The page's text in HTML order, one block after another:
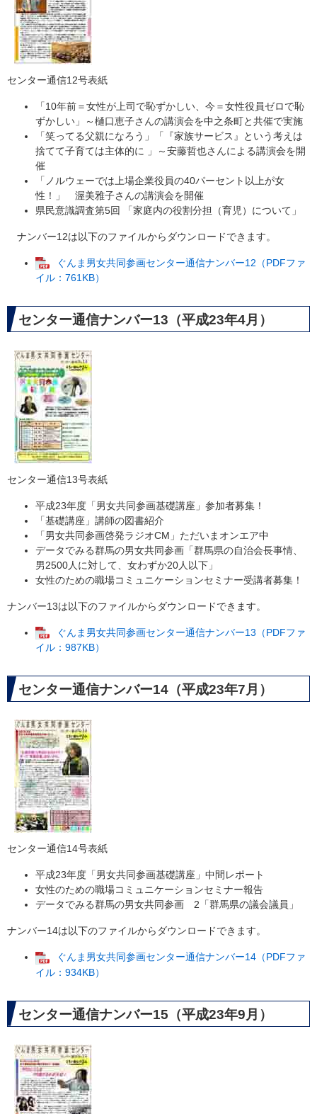
センター通信12号表紙
「10年前＝女性が上司で恥ずかしい、今＝女性役員ゼロで恥
ずかしい」～樋口恵子さんの講演会を中之条町と共催で実施
「笑ってる父親になろう」「『家族サービス』という考えは
捨てて子育ては主体的に 」～安藤哲也さんによる講演会を開
催
「ノルウェーでは上場企業役員の40パーセント以上が女
性！」 渥美雅子さんの講演会を開催
県民意識調査第5回 「家庭内の役割分担（育児）について」
ナンバー12は以下のファイルからダウンロードできます。
ぐんま男女共同参画センター通信ナンバー12（PDFファ
イル：761KB）
センター通信ナンバー13（平成23年4月）
センター通信13号表紙
平成23年度「男女共同参画基礎講座」参加者募集！
「基礎講座」講師の図書紹介
「男女共同参画啓発ラジオCM」ただいまオンエア中
データでみる群馬の男女共同参画「群馬県の自治会長事情、
男2500人に対して、女わずか20人以下」
女性のための職場コミュニケーションセミナー受講者募集！
ナンバー13は以下のファイルからダウンロードできます。
ぐんま男女共同参画センター通信ナンバー13（PDFファ
イル：987KB）
センター通信ナンバー14（平成23年7月）
センター通信14号表紙
平成23年度「男女共同参画基礎講座」中間レポート
女性のための職場コミュニケーションセミナー報告
データでみる群馬の男女共同参画 2「群馬県の議会議員」
ナンバー14は以下のファイルからダウンロードできます。
ぐんま男女共同参画センター通信ナンバー14（PDFファ
イル：934KB）
センター通信ナンバー15（平成23年9月）